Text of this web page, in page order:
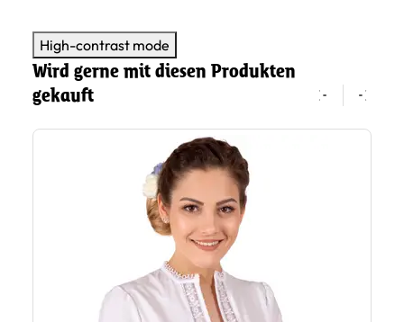
High-contrast mode
Wird gerne mit diesen Produkten
gekauft